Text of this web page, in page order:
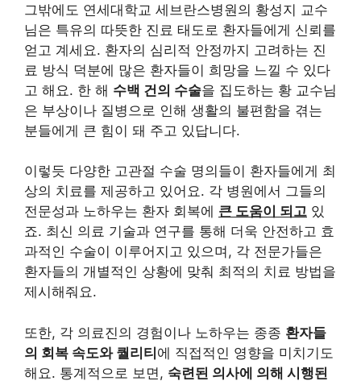
그밖에도 연세대학교 세브란스병원의 황성지 교수
님은 특유의 따뜻한 진료 태도로 환자들에게 신뢰를
얻고 계세요. 환자의 심리적 안정까지 고려하는 진
료 방식 덕분에 많은 환자들이 희망을 느낄 수 있다
고 해요. 한 해 수백 건의 수술을 집도하는 황 교수님
은 부상이나 질병으로 인해 생활의 불편함을 겪는
분들에게 큰 힘이 돼 주고 있답니다.
이렇듯 다양한 고관절 수술 명의들이 환자들에게 최
상의 치료를 제공하고 있어요. 각 병원에서 그들의
전문성과 노하우는 환자 회복에 큰 도움이 되고 있
죠. 최신 의료 기술과 연구를 통해 더욱 안전하고 효
과적인 수술이 이루어지고 있으며, 각 전문가들은
환자들의 개별적인 상황에 맞춰 최적의 치료 방법을
제시해줘요.
또한, 각 의료진의 경험이나 노하우는 종종 환자들
의 회복 속도와 퀄리티에 직접적인 영향을 미치기도
해요. 통계적으로 보면, 숙련된 의사에 의해 시행된